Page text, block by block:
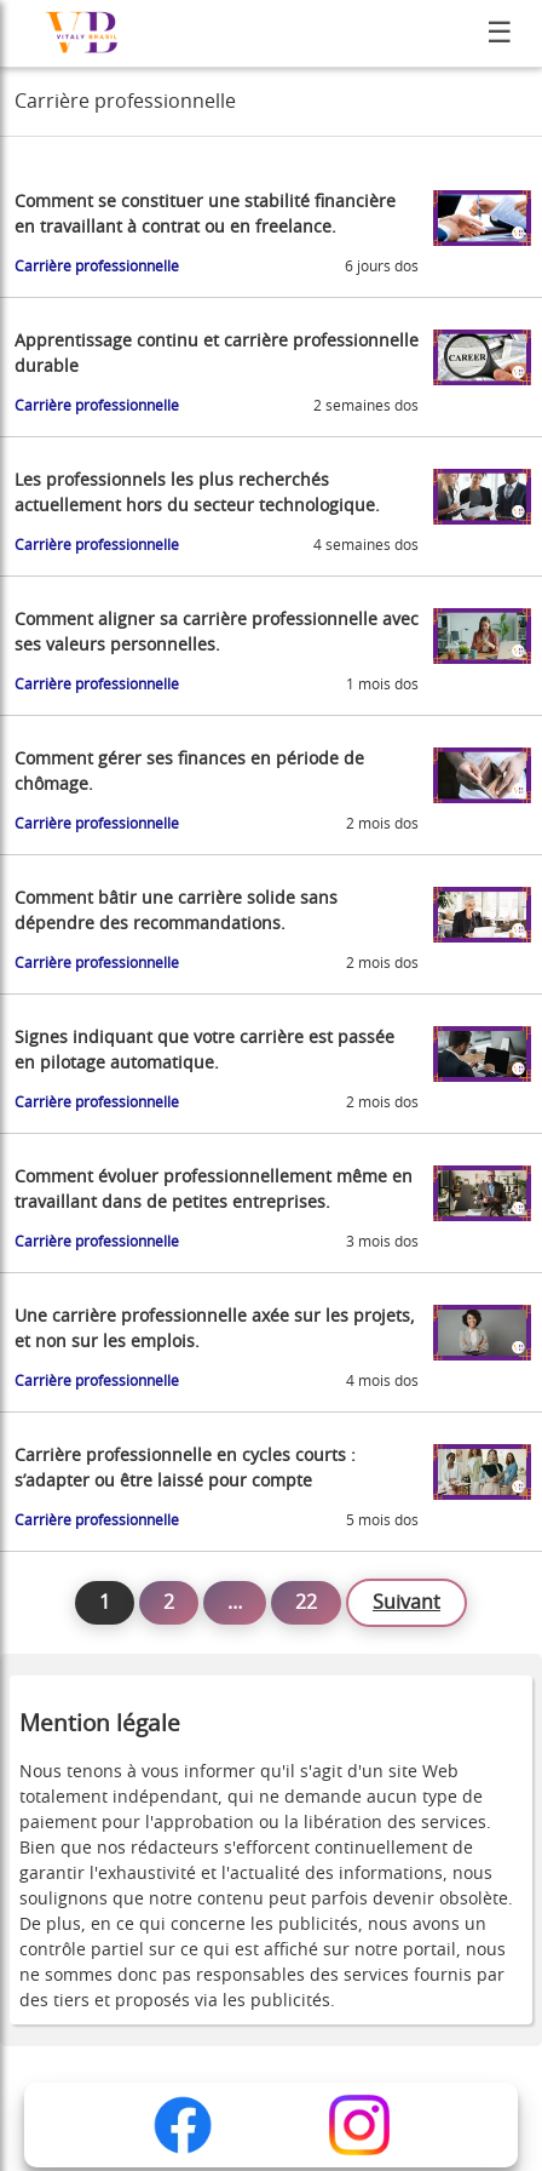
☰
Carrière professionnelle
Comment se constituer une stabilité financière
en travaillant à contrat ou en freelance.
Carrière professionnelle 6 jours dos
Apprentissage continu et carrière professionnelle
durable
Carrière professionnelle 2 semaines dos
Les professionnels les plus recherchés
actuellement hors du secteur technologique.
Carrière professionnelle 4 semaines dos
Comment aligner sa carrière professionnelle avec
ses valeurs personnelles.
Carrière professionnelle 1 mois dos
Comment gérer ses finances en période de
chômage.
Carrière professionnelle 2 mois dos
Comment bâtir une carrière solide sans
dépendre des recommandations.
Carrière professionnelle 2 mois dos
Signes indiquant que votre carrière est passée
en pilotage automatique.
Carrière professionnelle 2 mois dos
Comment évoluer professionnellement même en
travaillant dans de petites entreprises.
Carrière professionnelle 3 mois dos
Une carrière professionnelle axée sur les projets,
et non sur les emplois.
Carrière professionnelle 4 mois dos
Carrière professionnelle en cycles courts :
s’adapter ou être laissé pour compte
Carrière professionnelle 5 mois dos
1 2 … 22 Suivant
Mention légale
Nous tenons à vous informer qu'il s'agit d'un site Web
totalement indépendant, qui ne demande aucun type de
paiement pour l'approbation ou la libération des services.
Bien que nos rédacteurs s'efforcent continuellement de
garantir l'exhaustivité et l'actualité des informations, nous
soulignons que notre contenu peut parfois devenir obsolète.
De plus, en ce qui concerne les publicités, nous avons un
contrôle partiel sur ce qui est affiché sur notre portail, nous
ne sommes donc pas responsables des services fournis par
des tiers et proposés via les publicités.